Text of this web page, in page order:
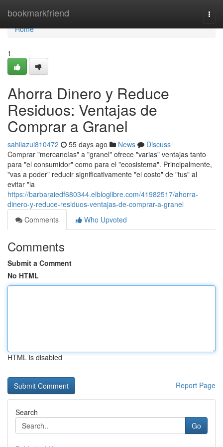
bookmarkfriend
Home
Home
1
Ahorra Dinero y Reduce
Residuos: Ventajas de
Comprar a Granel
sahilazui810472 55 days ago News
Discuss
Comprar "mercancías" a "granel" ofrece "varias" ventajas tanto
para "el consumidor" como para el "ecosistema". Principalmente,
"vas a poder" reducir significativamente "el costo" de "tus" al
evitar "la
https://barbaraiedf680344.elbloglibre.com/41982517/ahorra-
dinero-y-reduce-residuos-ventajas-de-comprar-a-granel
Comments
Who Upvoted
Comments
Submit a Comment
No HTML
HTML is disabled
Report Page
Search
Go